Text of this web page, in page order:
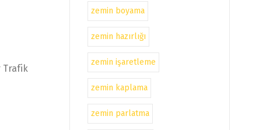
Trafik
zemin boyama
zemin hazırlığı
zemin işaretleme
zemin kaplama
zemin parlatma